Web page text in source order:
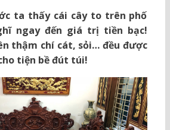
ta thấy cái cây to trên phố
ngay đến giá trị tiền bạc!
thậm chí cát, sỏi… đều được
tiện bề đút túi!